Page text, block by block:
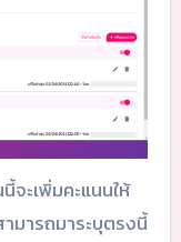
จะเพิ่มคะแนนให้
มารถมาระบุตรงนี้